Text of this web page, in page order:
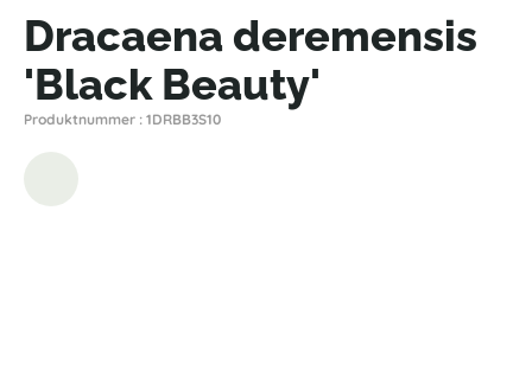
Dracaena deremensis
'Black Beauty'
Produktnummer : 1DRBB3S10